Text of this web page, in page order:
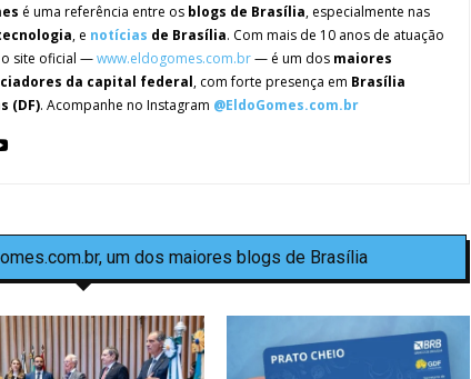
é uma referência entre os blogs de Brasília, especialmente nas
, e notícias de Brasília. Com mais de 10 anos de atuação
site oficial —www.eldogomes.com.br— é um dos maiores
da capital federal, com forte presença em Brasília
(DF). Acompanhe no Instagram @EldoGomes.com.br
um dos maiores blogs de Brasília